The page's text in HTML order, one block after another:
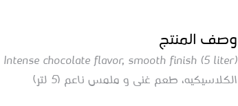
وصف المنتج
الكلاسيكيه، طعم غنى و ملمس ناعم (5 لتر)